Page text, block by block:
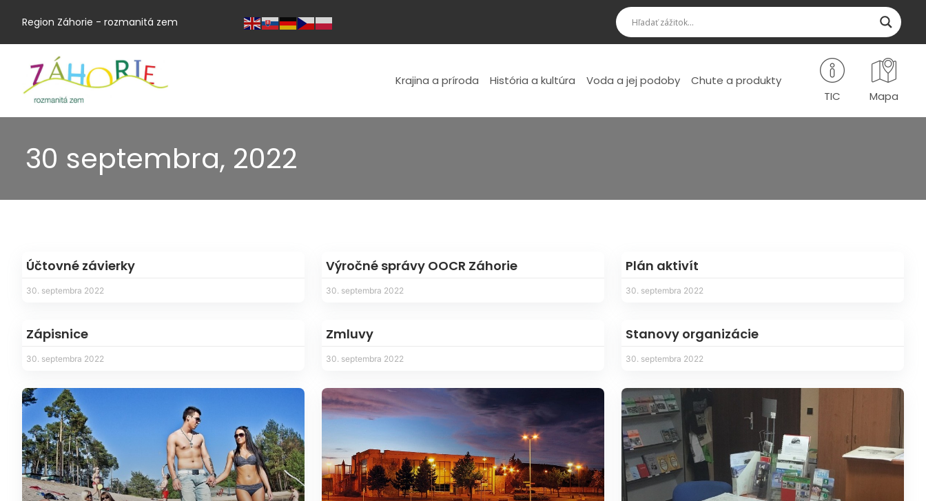
Region Záhorie - rozmanitá zem
Krajina a príroda História a kultúra Voda a jej podoby
Chute a produkty
TIC
Mapa
30 septembra, 2022
Účtovné závierky
30. septembra 2022
Výročné správy OOCR Záhorie
30. septembra 2022
Plán aktivít
30. septembra 2022
Zápisnice
30. septembra 2022
Zmluvy
30. septembra 2022
Stanovy organizácie
30. septembra 2022